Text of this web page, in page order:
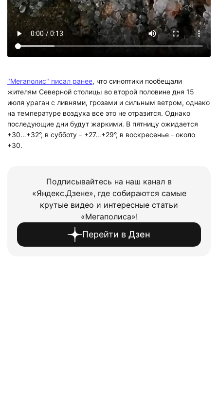
"Мегаполис" писал ранее, что синоптики пообещали
жителям Северной столицы во второй половине дня 15
июля ураган с ливнями, грозами и сильным ветром, однако
на температуре воздуха все это не отразится. Однако
последующие дни будут жаркими. В пятницу ожидается
+30…+32°, в субботу – +27…+29°, в воскресенье - около
+30.
Подписывайтесь на наш канал в
«Яндекс.Дзене», где собираются самые
крутые видео и интересные статьи
«Мегаполиса»!
Перейти в Дзен